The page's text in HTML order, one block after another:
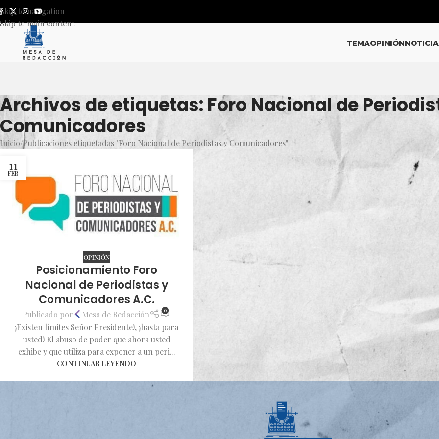
Skip to navigation
Skip to main content
TEMAOPINIÓN
Archivos de etiquetas: Foro Nacional de
Comunicadores
Inicio Publicaciones etiquetadas "Foro Nacional de Periodistas y Comunicadores"
11
FEB
OPINIÓN
Posicionamiento Foro
Nacional de Periodistas y
Comunicadores A.C.
Publicado por Mesa de Redacción 0
¡Existen límites Señor Presidente!, ¡hasta para
usted! El abuso de poder que ahora usted
exhibe y que utiliza para exponer a un peri...
CONTINUAR LEYENDO